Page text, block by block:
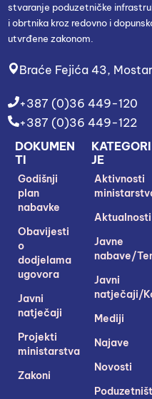
stvaranje poduzetničke
i obrtnika kroz redovno i
utvrđene zakonom.
Braće Fejića 43, Mostar
+387 (0)36 449-120
+387 (0)36 449-122
KATEGORI
JE
Aktivnosti
Aktualnosti
Javne
nabave/
Javni
natječaji/
Mediji
Najave
Novosti
DOKUMEN
TI
Godišnji
plan
nabavke
Obavijesti
o
dodjelama
ugovora
Javni
natječaji
Projekti
ministarstva
Zakoni